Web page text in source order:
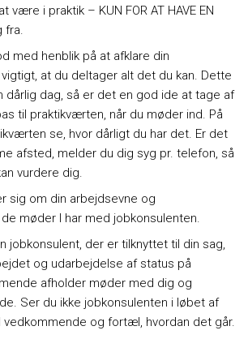
være i praktik – KUN FOR AT HAVE EN
fra.
med henblik på at afklare din
at du deltager alt det du kan. Dette
dårlig dag, så er det en god ide at tage af
til praktikværten, når du møder ind. På
se, hvor dårligt du har det. Er det
afsted, melder du dig syg pr. telefon, så
vurdere dig.
sig om din arbejdsevne og
møder I har med jobkonsulenten.
jobkonsulent, der er tilknyttet til din sag,
og udarbejdelse af status på
afholder møder med dig og
Ser du ikke jobkonsulenten i løbet af
vedkommende og fortæl, hvordan det går.